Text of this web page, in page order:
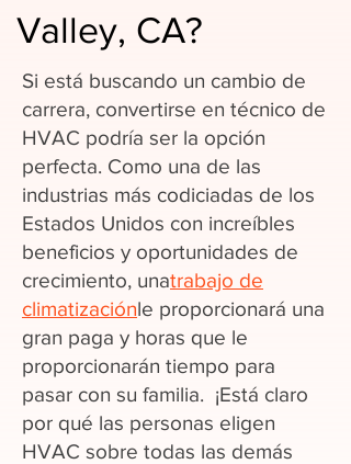
Valley, CA?
Si está buscando un cambio de
carrera, convertirse en técnico de
HVAC podría ser la opción
perfecta. Como una de las
industrias más codiciadas de los
Estados Unidos con increíbles
beneficios y oportunidades de
crecimiento, unatrabajo de
climatizaciónle proporcionará una
gran paga y horas que le
proporcionarán tiempo para
pasar con su familia. ¡Está claro
por qué las personas eligen
HVAC sobre todas las demás